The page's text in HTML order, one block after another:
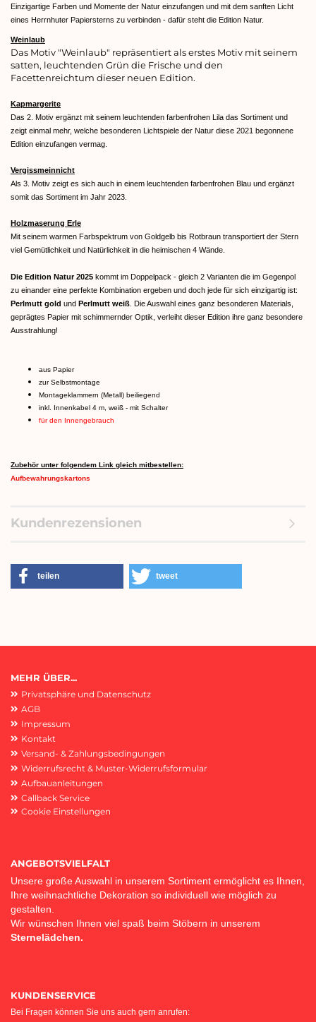
Einzigartige Farben und Momente der Natur einzufangen und mit dem sanften Licht
eines Herrnhuter Papiersterns zu verbinden - dafür steht die Edition Natur.
Weinlaub
Das Motiv "Weinlaub" repräsentiert als erstes Motiv mit seinem
satten, leuchtenden Grün die Frische und den
Facettenreichtum dieser neuen Edition.
Kapmargerite
Das 2. Motiv ergänzt mit seinem leuchtenden farbenfrohen Lila das Sortiment und
zeigt einmal mehr, welche besonderen Lichtspiele der Natur diese 2021 begonnene
Edition einzufangen vermag.
Vergissmeinnicht
Als 3. Motiv zeigt es sich auch in einem leuchtenden farbenfrohen Blau und ergänzt
somit das Sortiment im Jahr 2023.
Holzmaserung Erle
Mit seinem warmen Farbspektrum von Goldgelb bis Rotbraun transportiert der Stern
viel Gemütlichkeit und Natürlichkeit in die heimischen 4 Wände.
Die Edition Natur 2025 kommt im Doppelpack - gleich 2 Varianten die im Gegenpol
zu einander eine perfekte Kombination ergeben und doch jede für sich einzigartig ist:
Perlmutt gold und Perlmutt weiß . Die Auswahl eines ganz besonderen Materials,
geprägtes Papier mit schimmernder Optik, verleiht dieser Edition ihre ganz besondere
Ausstrahlung!
aus Papier
zur Selbstmontage
Montageklammern (Metall) beiliegend
inkl. Innenkabel 4 m, weiß - mit Schalter
für den Innengebrauch
Zubehör unter folgendem Link gleich mitbestellen:
Aufbewahrungskartons
Kundenrezensionen
teilen tweet
MEHR ÜBER...
Privatsphäre und Datenschutz
AGB
Impressum
Kontakt
Versand- & Zahlungsbedingungen
Widerrufsrecht & Muster-Widerrufsformular
Aufbauanleitungen
Callback Service
Cookie Einstellungen
ANGEBOTSVIELFALT
Unsere große Auswahl in unserem Sortiment ermöglicht es Ihnen,
Ihre weihnachtliche Dekoration so individuell wie möglich zu
gestalten.
Wir wünschen Ihnen viel spaß beim Stöbern in unserem
Sternelädchen.
KUNDENSERVICE
Bei Fragen können Sie uns auch gern anrufen: